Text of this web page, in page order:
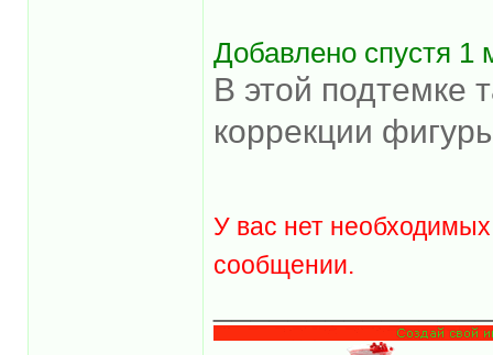
Добавлено спустя 1
В этой подтемке
коррекции
У вас нет
сообщении.